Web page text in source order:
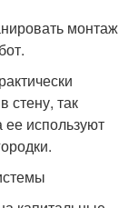
монтаж
стену, так
ее используют